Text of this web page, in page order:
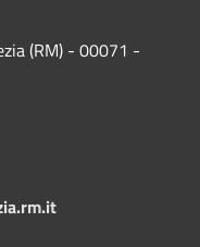
(RM) - 00071 -